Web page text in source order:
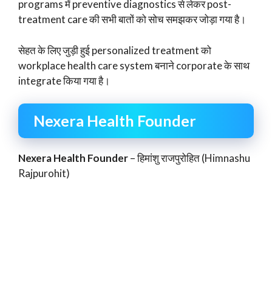
programs में preventive diagnostics से लेकर post-
treatment care की सभी बातों को सोच समझकर जोड़ा गया है।
सेहत के लिए जुड़ी हुई personalized treatment को
workplace health care system बनाने corporate के साथ
integrate किया गया है।
Nexera Health Founder
Nexera Health Founder– हिमांशु राजपुरोहित (Himnashu
Rajpurohit)